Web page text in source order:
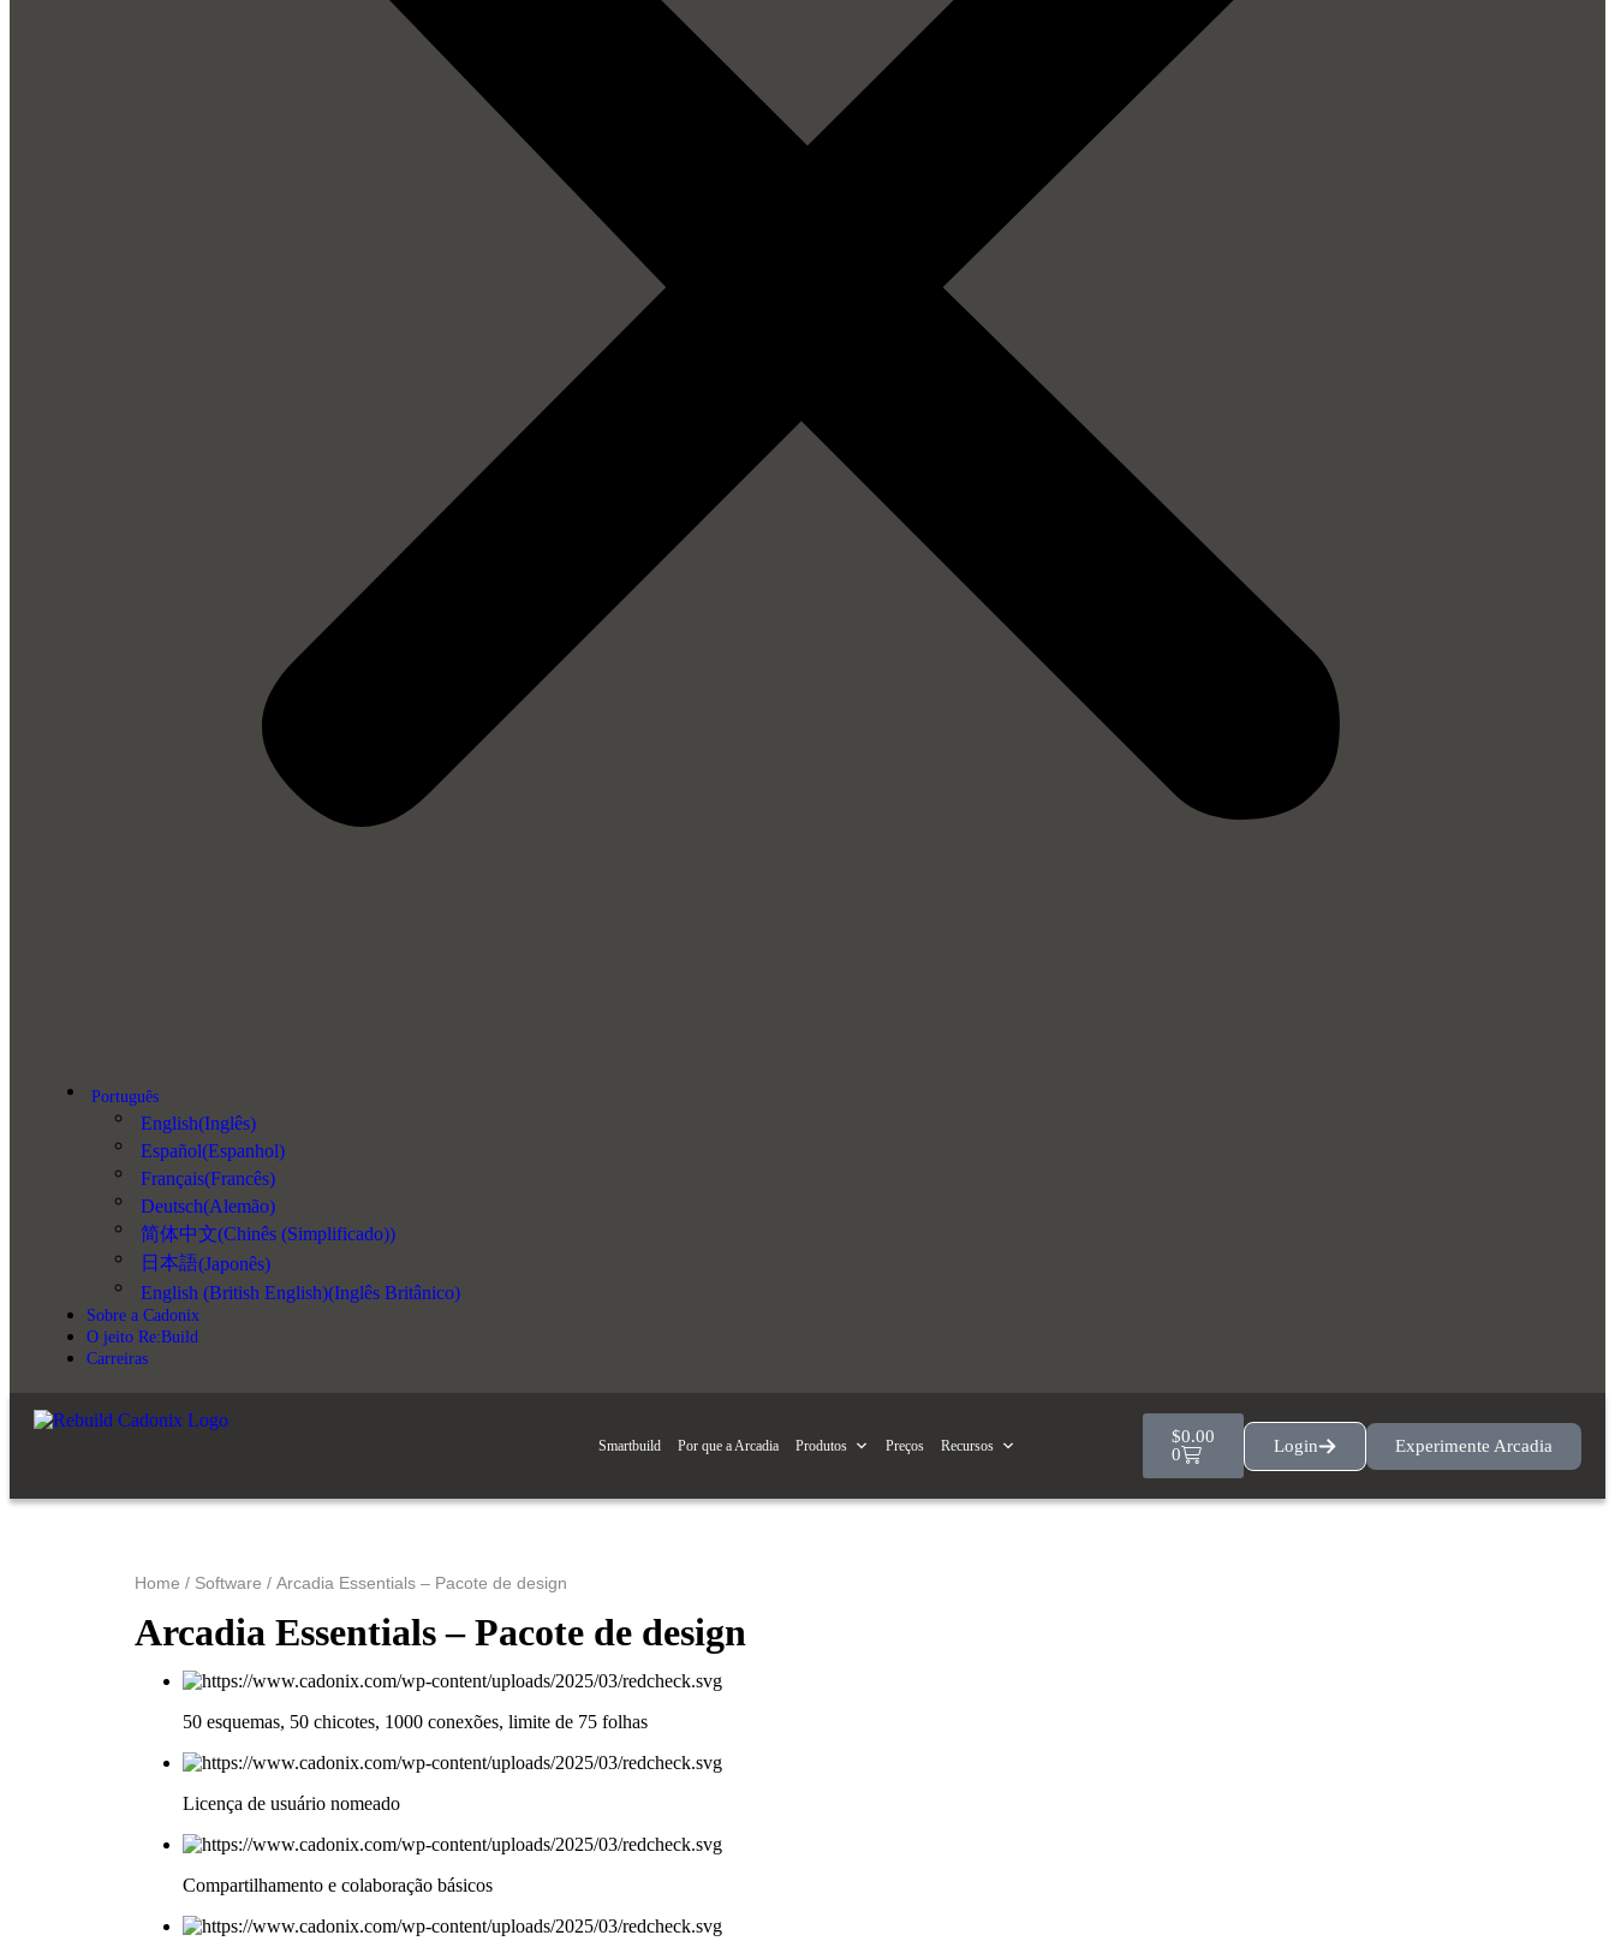
Português
English(Inglês)
Español(Espanhol)
Français(Francês)
Deutsch(Alemão)
简体中文(Chinês (Simplificado))
日本語(Japonês)
English (British English)(Inglês Britânico)
Sobre a Cadonix
O jeito Re:Build
Carreiras
Smartbuild Por que a Arcadia Produtos Preços Recursos $0.00
0
Login Experimente Arcadia
Home / Software / Arcadia Essentials – Pacote de design
Arcadia Essentials – Pacote de design
50 esquemas, 50 chicotes, 1000 conexões, limite de 75 folhas
Licença de usuário nomeado
Compartilhamento e colaboração básicos